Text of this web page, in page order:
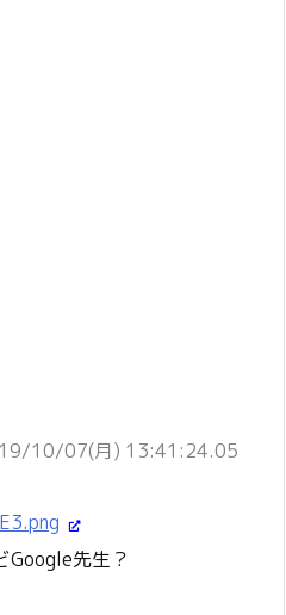
10/07(月) 13:41:24.05
Google先生？